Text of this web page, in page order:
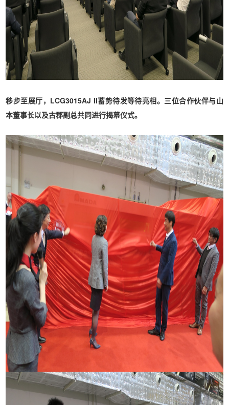
移步至展厅，LCG3015AJ II蓄势待发等待亮相。三位合作伙伴与山
本董事长以及古郡副总共同进行揭幕仪式。